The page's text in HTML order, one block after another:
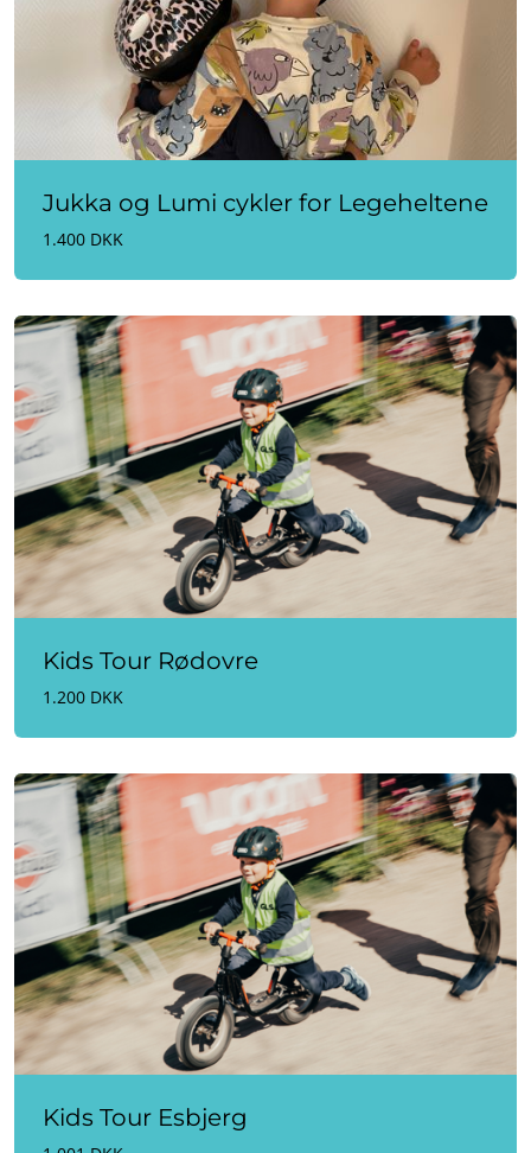
Jukka og Lumi cykler for Legeheltene
1.400 DKK
Kids Tour Rødovre
1.200 DKK
Kids Tour Esbjerg